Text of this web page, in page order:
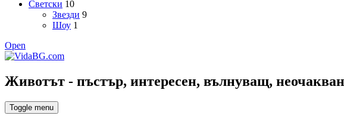
Светски 10
Звезди 9
Шоу 1
Open
Животът - пъстър, интересен, вълнуващ,
Toggle menu